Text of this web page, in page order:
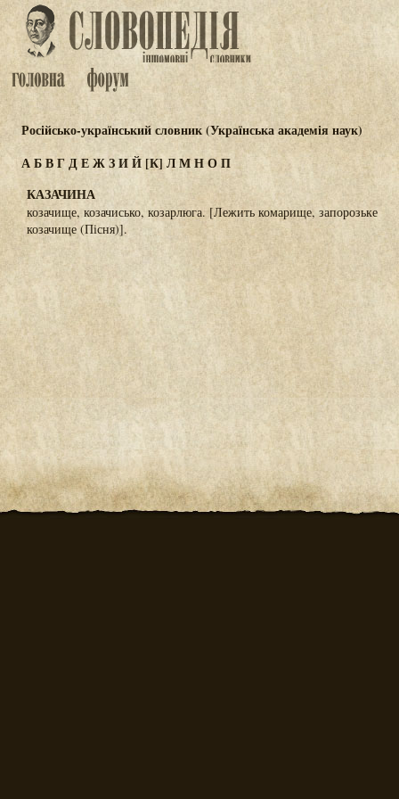
Російсько-український словник (Українська академія наук)
АБВГДЕЖЗИЙ[К]ЛМНОП
КАЗАЧИНА
козачище, козачисько, козарлюга. [Лежить комарище, запорозьке
козачище (Пісня)].